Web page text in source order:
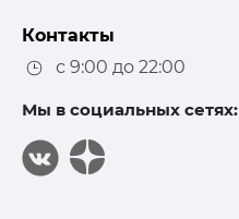
Контакты
с 9:00 до 22:00
Мы в социальных сетях: